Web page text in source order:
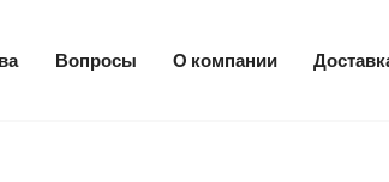
Вопросы О компании